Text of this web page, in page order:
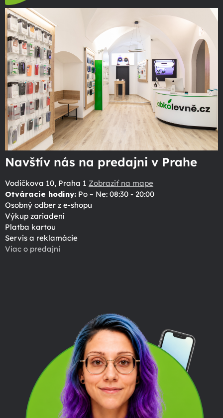
Navštív nás na predajni v Prahe
Vodičkova 10, Praha 1 Zobraziť na mape
Otváracie hodiny: Po – Ne: 08:30 - 20:00
Osobný odber z e-shopu
Výkup zariadení
Platba kartou
Servis a reklamácie
Viac o predajni